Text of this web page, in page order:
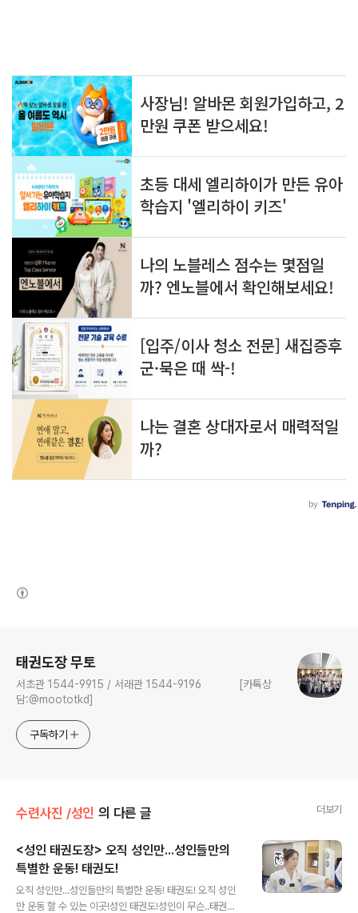
태권도장 무토
서초관 1544-9915 / 서래관 1544-9196 [카톡상
담:@moototkd]
구독하기
수련사진 /성인 의 다른 글 더보기
<성인 태권도장> 오직 성인만...성인들만의
특별한 운동! 태권도!
오직 성인만...성인들만의 특별한 운동! 태권도! 오직 성인
만 운동 할 수 있는 이곳!성인 태권도!성인이 무슨..태권도